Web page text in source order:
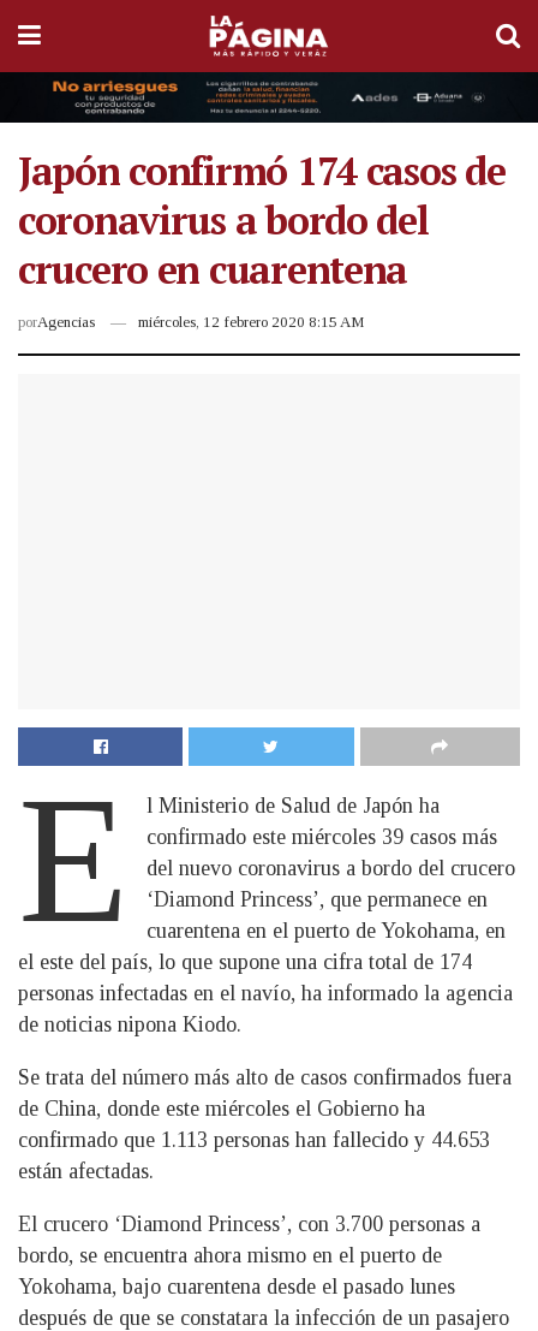
Japón confirmó 174 casos de
coronavirus a bordo del
crucero en cuarentena
porAgencias miércoles, 12 febrero 2020 8:15 AM
E
l Ministerio de Salud de Japón ha
confirmado este miércoles 39 casos más
del nuevo coronavirus a bordo del crucero
‘Diamond Princess’, que permanece en
cuarentena en el puerto de Yokohama, en
el este del país, lo que supone una cifra total de 174
personas infectadas en el navío, ha informado la agencia
de noticias nipona Kiodo.
Se trata del número más alto de casos confirmados fuera
de China, donde este miércoles el Gobierno ha
confirmado que 1.113 personas han fallecido y 44.653
están afectadas.
El crucero ‘Diamond Princess’, con 3.700 personas a
bordo, se encuentra ahora mismo en el puerto de
Yokohama, bajo cuarentena desde el pasado lunes
después de que se constatara la infección de un pasajero